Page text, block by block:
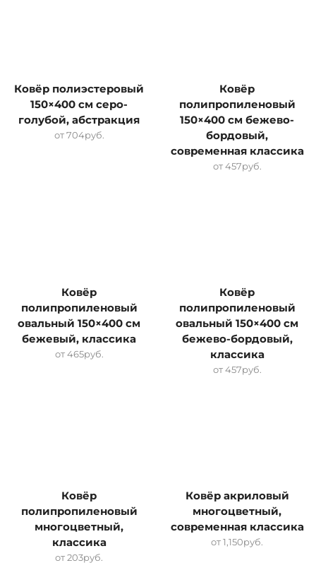
Ковёр полиэстеровый
150×400 см серо-
голубой, абстракция
от704руб.
Ковёр
полипропиленовый
150×400 см бежево-
бордовый,
современная классика
от457руб.
Ковёр
полипропиленовый
овальный 150×400 см
бежевый, классика
от465руб.
Ковёр
полипропиленовый
овальный 150×400 см
бежево-бордовый,
классика
от457руб.
Ковёр
полипропиленовый
многоцветный,
классика
от203руб.
Ковёр акриловый
многоцветный,
современная классика
от1,150руб.